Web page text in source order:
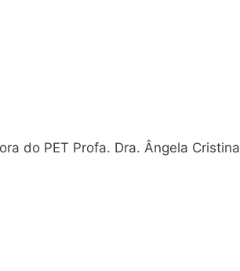
do PET Profa. Dra. Ângela Cristina